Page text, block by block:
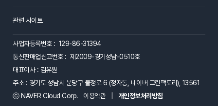
사업자등록번호 : 129-86-31394
통신판매업신고번호 : 제2009-경기성남-0510호
대표이사 : 김유원
주소 : 경기도 성남시 분당구 불정로 6 (정자동, 네이버 그린팩토리), 13561
ⓒ NAVER Cloud Corp. 이용약관| 개인정보처리방침
관련 사이트